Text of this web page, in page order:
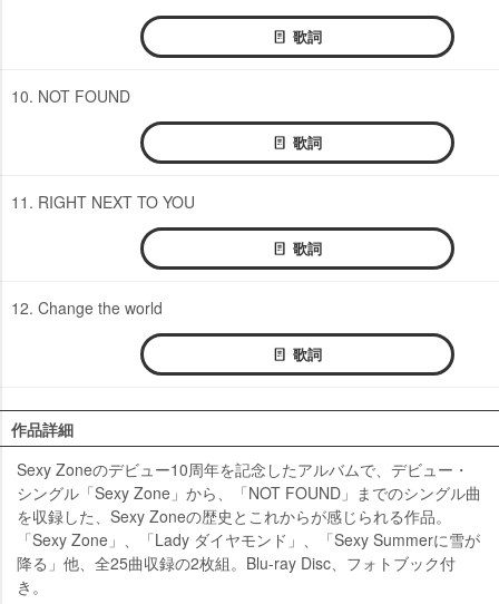
歌詞
10. NOT FOUND
歌詞
11. RIGHT NEXT TO YOU
歌詞
12. Change the world
歌詞
作品詳細
Sexy Zoneのデビュー10周年を記念したアルバムで、デビュー・
シングル「Sexy Zone」から、「NOT FOUND」までのシングル曲
を収録した、Sexy Zoneの歴史とこれからが感じられる作品。
「Sexy Zone」、「Lady ダイヤモンド」、「Sexy Summerに雪が
降る」他、全25曲収録の2枚組。Blu-ray Disc、フォトブック付
き。